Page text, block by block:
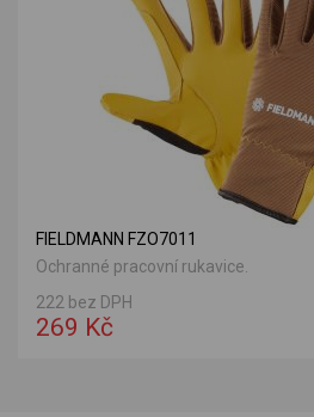
FIELDMANN FZO7011
Ochranné pracovní rukavice.
222 bez DPH
269 Kč